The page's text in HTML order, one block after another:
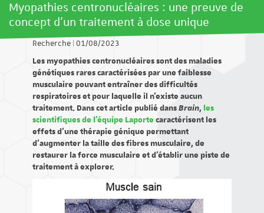
Myopathies centronucléaires : une preuve de
concept d’un traitement à dose unique
Recherche | 01/08/2023
Les myopathies centronucléaires sont des maladies
génétiques rares caractérisées par une faiblesse
musculaire pouvant entraîner des difficultés
respiratoires et pour laquelle il n’existe aucun
traitement. Dans cet article publié dansBrain, les
scientifiques de l'équipe Laporte caractérisent les
effets d’une thérapie génique permettant
d’augmenter la taille des fibres musculaire, de
restaurer la force musculaire et d’établir une piste de
traitement à explorer.